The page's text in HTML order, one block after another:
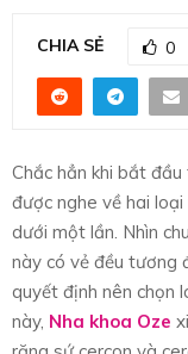
CHIA SẺ 0
Chắc hẳn khi bắt
được nghe về hai
dưới một lần. Nhìn
này có vẻ đều tương
quyết định nên chọn
này, Nha khoa Oze